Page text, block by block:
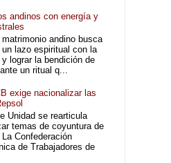
andinos con energía y
matrimonio andino busca
lazo espiritual con la
lograr la bendición de
un ritual q...
exige nacionalizar las
Unidad se rearticula
temas de coyuntura de
Confederación
de Trabajadores de